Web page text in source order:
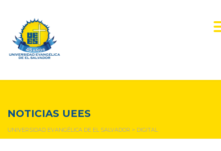
NOTICIAS UEES
UNIVERSIDAD EVANGÉLICA DE EL SALVADOR > DIGITAL